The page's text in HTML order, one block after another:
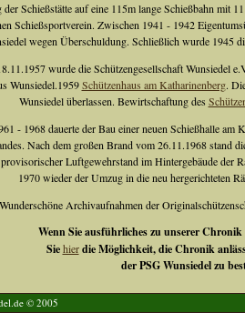
Schießstätte auf eine 115m lange Schießbahn mit
Schießsportverein. Zwischen 1941 - 1942
wegen Überschuldung. Schließlich wurde 1945
wurde die Schützengesellschaft Wunsiedel
Wunsiedel.1959Schützenhaus am Katharinenberg.
Wunsiedel überlassen. Bewirtschaftung des
- 1968 dauerte der Bau einer neuen Schießhalle am
Nach dem großen Brand vom 26.11.1968 stand
Luftgewehrstand im Hintergebäude der
1970 wieder der Umzug in die neu hergerichteten
Wunderschöne Archivaufnahmen der
Wenn Sie ausführliches zu unserer Chronik
Siehierdie Möglichkeit, die Chronik
der PSG Wunsiedel zu
© 2005